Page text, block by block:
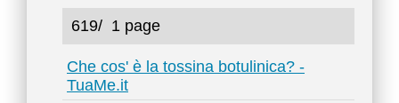
619/ 1 page
Che cos' è la tossina botulinica? -
TuaMe.it